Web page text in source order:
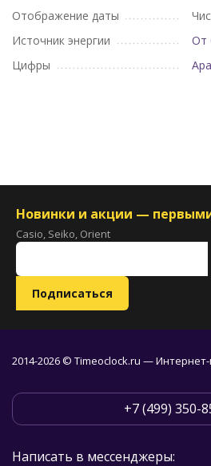
Отображение даты
Источник энергии
От
Цифры
Новинки и акции —
Casio, Seiko, Orient
2014-2026 © Timeoclock.ru —
+7 (499) 350-
Написать в мессенджеры: